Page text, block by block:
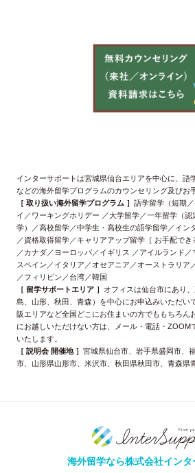
インターサポートは宮城県仙台エリアを中心に、語
などの海外留学プログラムのカウンセリング及びお
［ 取り扱い海外留学プログラム ］ 語学留学（短期
イ／ワーキングホリデー ／大学留学／一年留学（
学）／高校留学／中学生・高校生の語学留学／イン
／資格取得留学／キャリアアップ留学［ お手配で
／カナダ／ヨーロッパ／イギリス ／アイルランド
スペイン／イタリア／オセアニア／オーストラリア
／フィリピン／台湾／韓国
［ 留学サポートエリア ］ オフィスは仙台市にあり
島、山形、秋田、青森）を中心にお申込みいただい
阪エリアなど全国どこにお住まいの方でももちろん
にお越しいただけない方は、メール・電話・ZOOM
いたします。
［ 説明会 開催地 ］ 宮城県仙台市、岩手県盛岡市、
市、山形県山形市、米沢市、秋田県秋田市、青森県
海外留学なら株式会社インタ